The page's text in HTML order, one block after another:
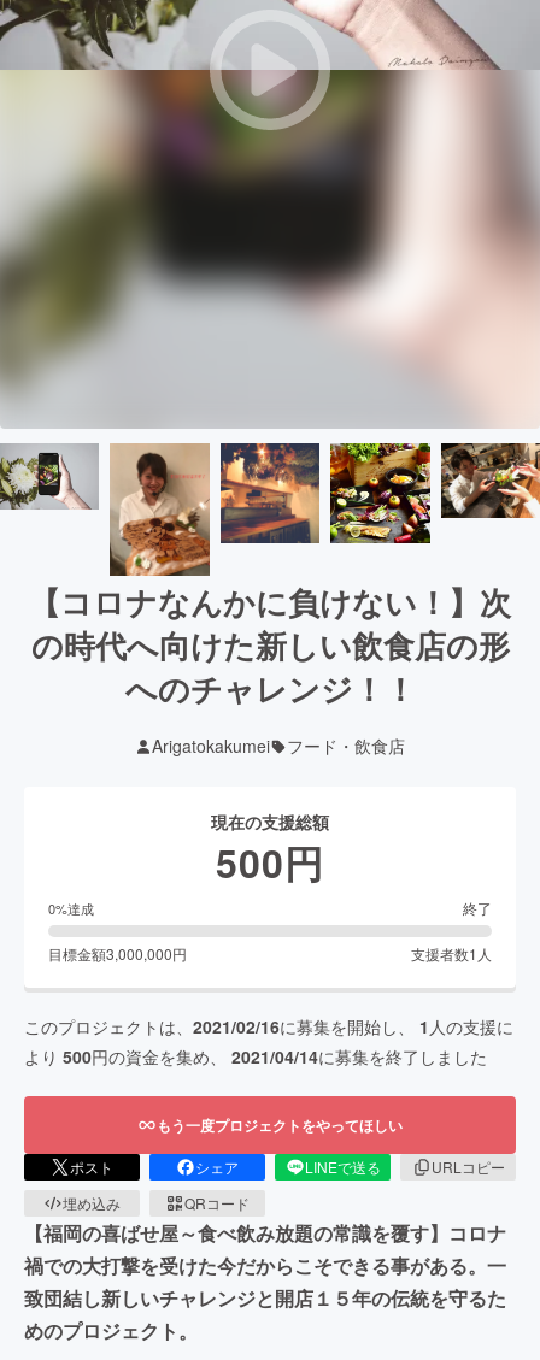
【コロナなんかに負けない！】次
の時代へ向けた新しい飲食店の形
へのチャレンジ！！
Arigatokakumei フード・飲食店
現在の支援総額
500円
0%達成 終了
目標金額3,000,000円 支援者数1 人
このプロジェクトは、 2021/02/16に募集を開始し、 1 人の支援に
より 500円の資金を集め、 2021/04/14に募集を終了しました
もう一度プロジェクトをやってほしい
ポスト シェア LINEで送る
URLコピー
埋め込み
QRコード
【福岡の喜ばせ屋～食べ飲み放題の常識を覆す】コロナ
禍での大打撃を受けた今だからこそできる事がある。一
致団結し新しいチャレンジと開店１５年の伝統を守るた
めのプロジェクト。